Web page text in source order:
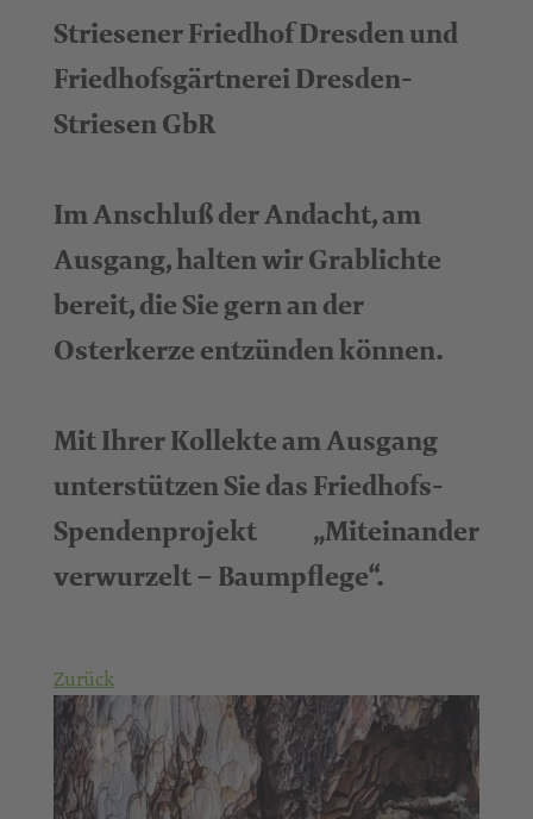
Striesener Friedhof Dresden und
Friedhofsgärtnerei Dresden-
Striesen GbR
Im Anschluß der Andacht, am
Ausgang, halten wir Grablichte
bereit, die Sie gern an der
Osterkerze entzünden können.
Mit Ihrer Kollekte am Ausgang
unterstützen Sie das Friedhofs-
Spendenprojekt „Miteinander
verwurzelt – Baumpflege“.
Zurück